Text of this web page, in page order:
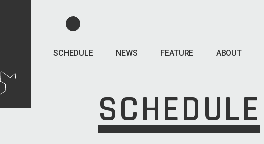
SCHEDULE NEWS FEATURE ABOUT
SCHEDULE